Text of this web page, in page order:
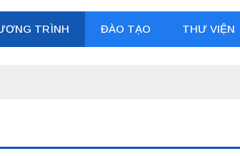
TRÌNH ĐÀO TẠO THƯ VIỆN